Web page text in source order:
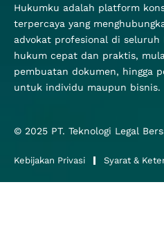
Hukumku adalah platform
terpercaya yang
advokat profesional di seluruh
hukum cepat dan praktis,
pembuatan dokumen, hingga
untuk individu maupun bisnis.
© 2025 PT. Teknologi Legal
Kebijakan Privasi Syarat &